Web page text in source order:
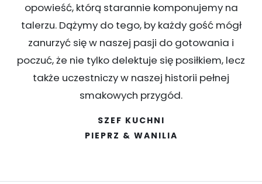
opowieść, którą starannie komponujemy na
talerzu. Dążymy do tego, by każdy gość mógł
zanurzyć się w naszej pasji do gotowania i
poczuć, że nie tylko delektuje się posiłkiem, lecz
także uczestniczy w naszej historii pełnej
smakowych przygód.
SZEF KUCHNI
PIEPRZ & WANILIA